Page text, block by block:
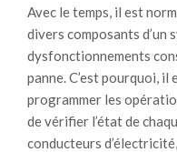
Avec le temps, il est
divers composants d’un
dysfonctionnements
panne. C’est pourquoi,
programmer les
de vérifier l’état de
conducteurs